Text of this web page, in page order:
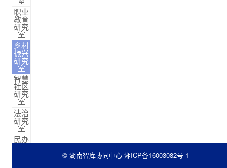
职业
教育
研究
室
乡村
振兴
研究
室
智慧
社区
研究
室
法治
研究
室
民办
© 湖南智库协同中心 湘ICP备16003082号-1